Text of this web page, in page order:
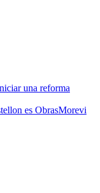
una reforma
es ObrasMorevi